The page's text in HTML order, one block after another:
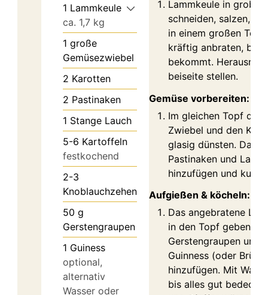
1 Lammkeule
ca. 1,7 kg
1 große
Gemüsezwiebel
2 Karotten
2 Pastinaken
1 Stange Lauch
5-6 Kartoffeln
festkochend
2-3
Knoblauchzehen
50 g
Gerstengraupen
1 Guiness
optional,
alternativ
Wasser oder
Lammkeule in grobe
schneiden, salzen,
in einem großen
kräftig anbraten, bis
bekommt.
beiseite stellen.
Gemüse vorbereiten:
Im gleichen Topf die
Zwiebel und den
glasig dünsten. Dann
Pastinaken und Lauch
hinzufügen und kurz
Aufgießen & köcheln:
Das angebratene
in den Topf geben.
Gerstengraupen und
Guinness (oder
hinzufügen. Mit
bis alles gut bedeckt